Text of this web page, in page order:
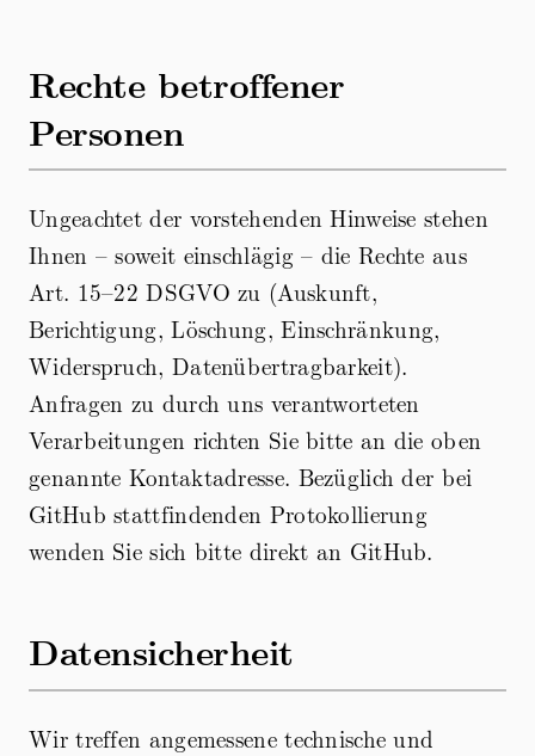
Rechte betroffener
Personen
Ungeachtet der vorstehenden Hinweise stehen
Ihnen – soweit einschlägig – die Rechte aus
Art. 15–22 DSGVO zu (Auskunft,
Berichtigung, Löschung, Einschränkung,
Widerspruch, Datenübertragbarkeit).
Anfragen zu durch uns verantworteten
Verarbeitungen richten Sie bitte an die oben
genannte Kontaktadresse. Bezüglich der bei
GitHub stattfindenden Protokollierung
wenden Sie sich bitte direkt an GitHub.
Datensicherheit
Wir treffen angemessene technische und